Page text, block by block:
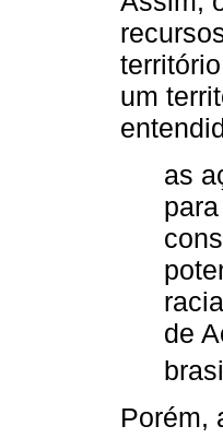
um
as
de
Porém,